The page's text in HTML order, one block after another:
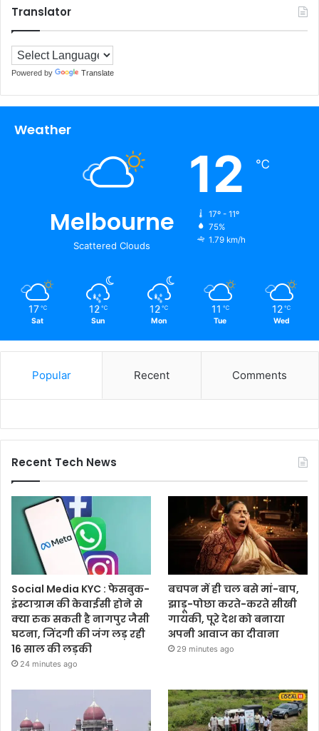
Translator
Powered by Translate
Weather
Melbourne
Scattered Clouds
12 ℃
17º - 11º
75%
1.79 km/h
17 ℃
Sat
12 ℃
Sun
12 ℃
Mon
11 ℃
Tue
12 ℃
Wed
Popular Recent Comments
Recent Tech News
Social Media KYC : फेसबुक-
इंस्टाग्राम की केवाईसी होने से
क्या रुक सकती है नागपुर जैसी
घटना, जिंदगी की जंग लड़ रही
16 साल की लड़की
24 minutes ago
बचपन में ही चल बसे मां-बाप,
झाड़ू-पोछा करते-करते सीखी
गायकी, पूरे देश को बनाया
अपनी आवाज का दीवाना
29 minutes ago